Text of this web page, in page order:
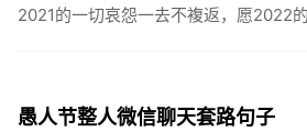
2021的一切哀怨一去不複返，愿2022
愚人节整人微信聊天套路句子